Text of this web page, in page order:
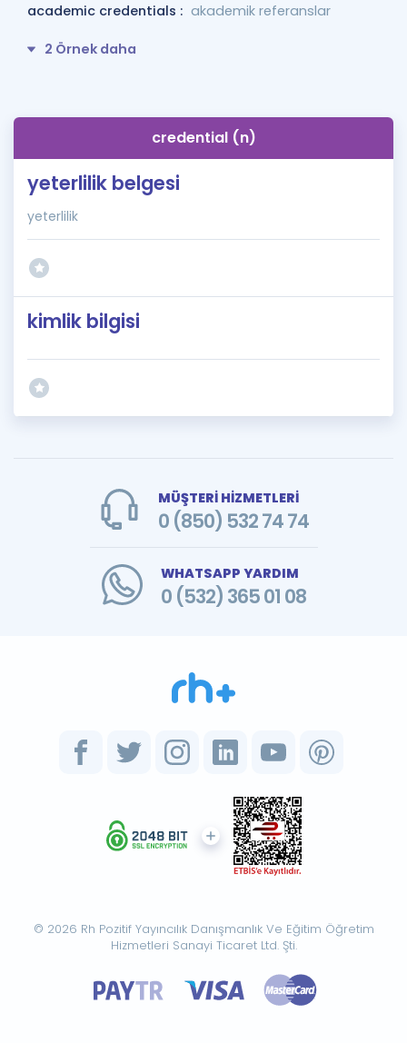
academic credentials : akademik referanslar
2 Örnek daha
credential (n)
yeterlilik belgesi
yeterlilik
kimlik bilgisi
MÜŞTERİ HİZMETLERİ
0 (850) 532 74 74
WHATSAPP YARDIM
0 (532) 365 01 08
© 2026 Rh Pozitif Yayıncılık Danışmanlık Ve Eğitim Öğretim
Hizmetleri Sanayi Ticaret Ltd. Şti.